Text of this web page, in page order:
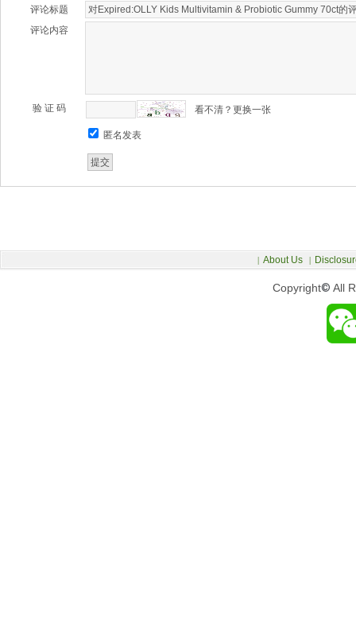
评论标题
评论内容
验 证 码 看不清？更换一张
匿名发表
Copyright© All
| About Us |